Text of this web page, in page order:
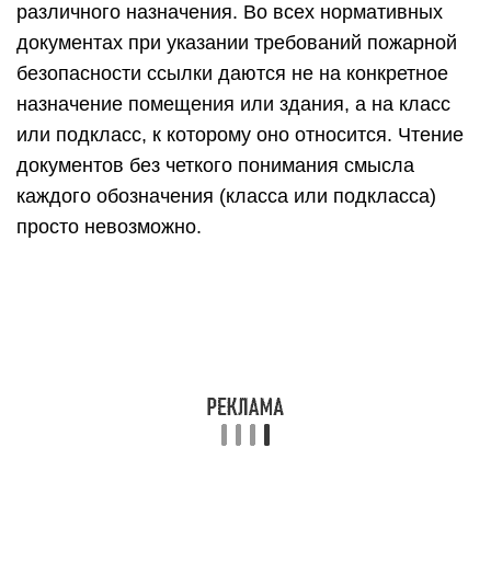
различного назначения. Во всех нормативных
документах при указании требований пожарной
безопасности ссылки даются не на конкретное
назначение по­мещения или здания, а на класс
или подкласс, к которому оно относится. Чтение
документов без четкого понимания смысла
каждого обозначения (класса или подкласса)
просто невозможно.